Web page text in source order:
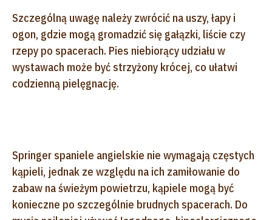
Szczególną uwagę należy zwrócić na uszy, łapy i
ogon, gdzie mogą gromadzić się gałązki, liście czy
rzepy po spacerach. Pies niebiorący udziału w
wystawach może być strzyżony krócej, co ułatwi
codzienną pielęgnację.
Springer spaniele angielskie nie wymagają częstych
kąpieli, jednak ze względu na ich zamiłowanie do
zabaw na świeżym powietrzu, kąpiele mogą być
konieczne po szczególnie brudnych spacerach. Do